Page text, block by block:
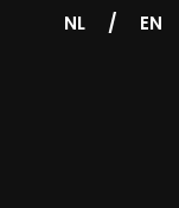
NL / EN